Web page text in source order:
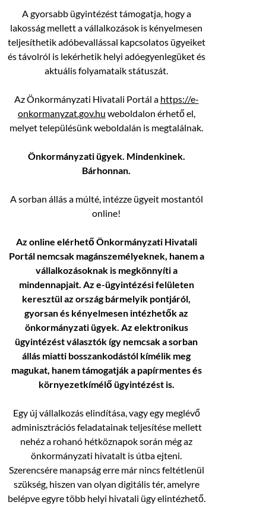
A gyorsabb ügyintézést támogatja, hogy a
lakosság mellett a vállalkozások is kényelmesen
teljesíthetik adóbevallással kapcsolatos ügyeiket
és távolról is lekérhetik helyi adóegyenlegüket és
aktuális folyamataik státuszát.
Az Önkormányzati Hivatali Portál a https://e-
onkormanyzat.gov.hu weboldalon érhető el,
melyet településünk weboldalán is megtalálnak.
Önkormányzati ügyek. Mindenkinek.
Bárhonnan.
A sorban állás a múlté, intézze ügyeit mostantól
online!
Az online elérhető Önkormányzati Hivatali
Portál nemcsak magánszemélyeknek, hanem a
vállalkozásoknak is megkönnyíti a
mindennapjait. Az e-ügyintézési felületen
keresztül az ország bármelyik pontjáról,
gyorsan és kényelmesen intézhetők az
önkormányzati ügyek. Az elektronikus
ügyintézést választók így nemcsak a sorban
állás miatti bosszankodástól kímélik meg
magukat, hanem támogatják a papírmentes és
környezetkímélő ügyintézést is.
Egy új vállalkozás elindítása, vagy egy meglévő
adminisztrációs feladatainak teljesítése mellett
nehéz a rohanó hétköznapok során még az
önkormányzati hivatalt is útba ejteni.
Szerencsére manapság erre már nincs feltétlenül
szükség, hiszen van olyan digitális tér, amelyre
belépve egyre több helyi hivatali ügy elintézhető.